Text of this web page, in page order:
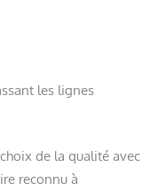
les lignes
de la qualité avec
reconnu à